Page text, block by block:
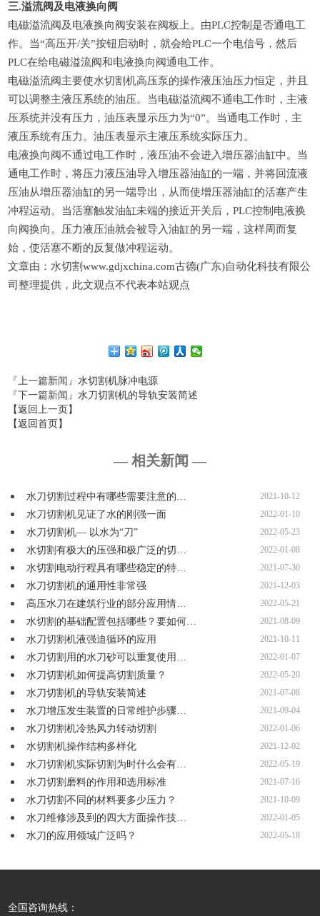
三.溢流阀及电液换向阀
电磁溢流阀及电液换向阀安装在阀板上。由PLC控制是否通电工
作。当“高压开/关”按钮启动时，就会给PLC一个电信号，然后
PLC在给电磁溢流阀和电液换向阀通电工作。
电磁溢流阀主要使水切割机高压泵的操作液压油压力恒定，并且
可以调整主液压系统的油压。当电磁溢流阀不通电工作时，主液
压系统并没有压力，油压表显示压力为“0”。当通电工作时，主
液压系统有压力。油压表显示主液压系统实际压力。
电液换向阀不通过电工作时，液压油不会进入增压器油缸中。当
通电工作时，将压力液压油导入增压器油缸的一端，并将回流液
压油从增压器油缸的另一端导出，从而使增压器油缸的活塞产生
冲程运动。当活塞触发油缸未端的接近开关后，PLC控制电液换
向阀换向。压力液压油就会被导入油缸的另一端，这样周而复
始，使活塞不断的反复做冲程运动。
文章由：水切割www.gdjxchina.com古德(广东)自动化科技有限公
司整理提供，此文观点不代表本站观点
『上一篇新闻』水切割机脉冲电源
『下一篇新闻』水刀切割机的导轨安装简述
【返回上一页】
【返回首页】
— 相关新闻 —
水刀切割过程中有哪些需要注意的… 2021-10-12
水刀切割机见证了水的刚强一面 2022-01-10
水刀切割机— 以水为“刀” 2022-05-23
水切割有极大的压强和极广泛的切… 2022-01-08
水切割电动行程具有哪些稳定的特… 2021-07-30
水刀切割机的通用性非常强 2021-12-03
高压水刀在建筑行业的部分应用情… 2022-05-21
水切割的基础配置包括哪些？要如何… 2021-08-09
水刀切割机液强迫循环的应用 2021-10-11
水刀切割用的水刀砂可以重复使用… 2022-01-07
水刀切割机如何提高切割质量？ 2022-05-20
水刀切割机的导轨安装简述 2021-07-08
水刀增压发生装置的日常维护步骤… 2021-09-04
水刀切割机冷热风力转动切割 2022-01-06
水切割机操作结构多样化 2021-12-02
水刀切割机实际切割为时什么会有… 2022-05-19
水刀切割磨料的作用和选用标准 2021-07-16
水刀切割不同的材料要多少压力？ 2021-10-09
水刀维修涉及到的四大方面操作技… 2022-01-05
水刀的应用领域广泛吗？ 2022-05-18
全国咨询热线：